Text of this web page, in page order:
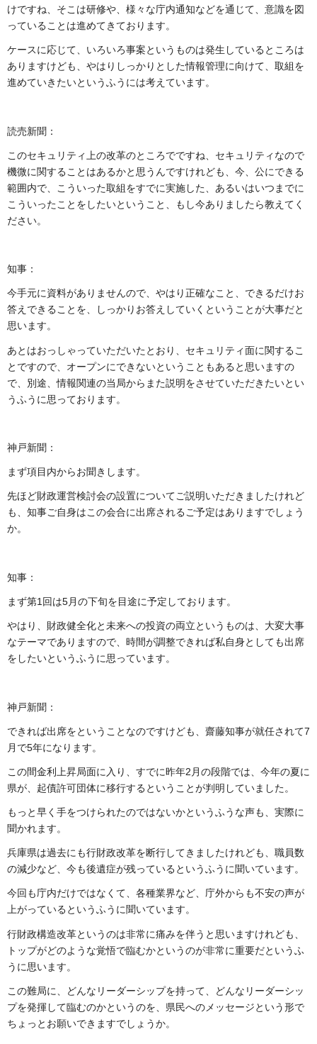
けですね、そこは研修や、様々な庁内通知などを通じて、意識を図
っていることは進めてきております。
ケースに応じて、いろいろ事案というものは発生しているところは
ありますけども、やはりしっかりとした情報管理に向けて、取組を
進めていきたいというふうには考えています。
読売新聞：
このセキュリティ上の改革のところでですね、セキュリティなので
機微に関することはあるかと思うんですけれども、今、公にできる
範囲内で、こういった取組をすでに実施した、あるいはいつまでに
こういったことをしたいということ、もし今ありましたら教えてく
ださい。
知事：
今手元に資料がありませんので、やはり正確なこと、できるだけお
答えできることを、しっかりお答えしていくということが大事だと
思います。
あとはおっしゃっていただいたとおり、セキュリティ面に関するこ
とですので、オープンにできないということもあると思いますの
で、別途、情報関連の当局からまた説明をさせていただきたいとい
うふうに思っております。
神戸新聞：
まず項目内からお聞きします。
先ほど財政運営検討会の設置についてご説明いただきましたけれど
も、知事ご自身はこの会合に出席されるご予定はありますでしょう
か。
知事：
まず第1回は5月の下旬を目途に予定しております。
やはり、財政健全化と未来への投資の両立というものは、大変大事
なテーマでありますので、時間が調整できれば私自身としても出席
をしたいというふうに思っています。
神戸新聞：
できれば出席をということなのですけども、齋藤知事が就任されて7
月で5年になります。
この間金利上昇局面に入り、すでに昨年2月の段階では、今年の夏に
県が、起債許可団体に移行するということが判明していました。
もっと早く手をつけられたのではないかというふうな声も、実際に
聞かれます。
兵庫県は過去にも行財政改革を断行してきましたけれども、職員数
の減少など、今も後遺症が残っているというふうに聞いています。
今回も庁内だけではなくて、各種業界など、庁外からも不安の声が
上がっているというふうに聞いています。
行財政構造改革というのは非常に痛みを伴うと思いますけれども、
トップがどのような覚悟で臨むかというのが非常に重要だというふ
うに思います。
この難局に、どんなリーダーシップを持って、どんなリーダーシッ
プを発揮して臨むのかというのを、県民へのメッセージという形で
ちょっとお願いできますでしょうか。